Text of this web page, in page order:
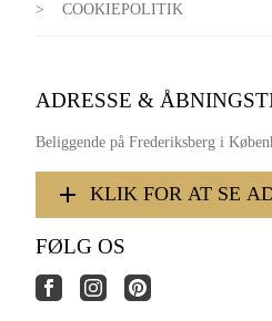
COOKIEPOLITIK
ADRESSE &
Beliggende på Frederiksberg i
KLIK FOR AT SE
FØLG OS